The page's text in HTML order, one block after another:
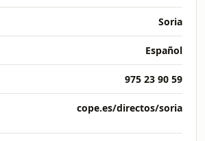
Soria
Español
975 23 90 59
cope.es/directos/soria